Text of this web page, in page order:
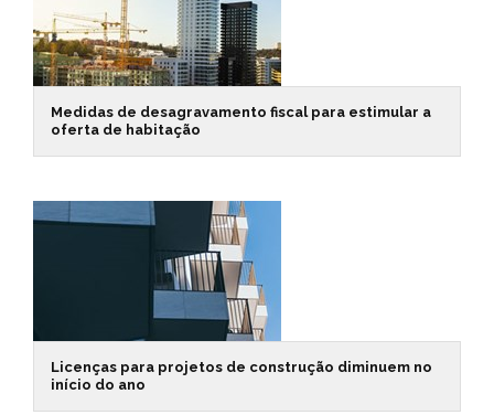
Medidas de desagravamento fiscal para estimular a
oferta de habitação
Licenças para projetos de construção diminuem no
início do ano